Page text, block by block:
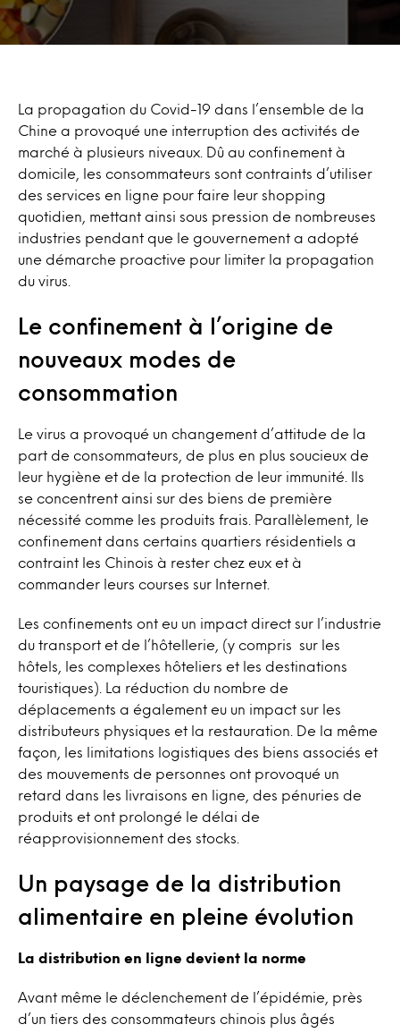
La propagation du Covid-19 dans l’ensemble de la
Chine a provoqué une interruption des activités de
marché à plusieurs niveaux. Dû au confinement à
domicile, les consommateurs sont contraints d’utiliser
des services en ligne pour faire leur shopping
quotidien, mettant ainsi sous pression de nombreuses
industries pendant que le gouvernement a adopté
une démarche proactive pour limiter la propagation
du virus.
Le confinement à l’origine de
nouveaux modes de
consommation
Le virus a provoqué un changement d’attitude de la
part de consommateurs, de plus en plus soucieux de
leur hygiène et de la protection de leur immunité. Ils
se concentrent ainsi sur des biens de première
nécessité comme les produits frais. Parallèlement, le
confinement dans certains quartiers résidentiels a
contraint les Chinois à rester chez eux et à
commander leurs courses sur Internet.
Les confinements ont eu un impact direct sur l’industrie
du transport et de l’hôtellerie, (y compris sur les
hôtels, les complexes hôteliers et les destinations
touristiques). La réduction du nombre de
déplacements a également eu un impact sur les
distributeurs physiques et la restauration. De la même
façon, les limitations logistiques des biens associés et
des mouvements de personnes ont provoqué un
retard dans les livraisons en ligne, des pénuries de
produits et ont prolongé le délai de
réapprovisionnement des stocks.
Un paysage de la distribution
alimentaire en pleine évolution
La distribution en ligne devient la norme
Avant même le déclenchement de l’épidémie, près
d’un tiers des consommateurs chinois plus âgés